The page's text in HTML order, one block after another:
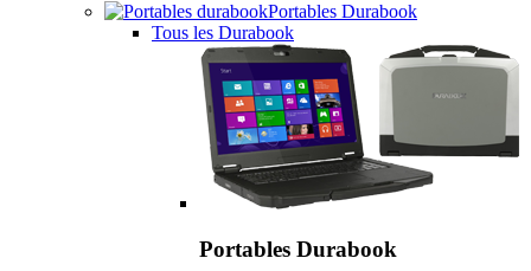
Portables Durabook
Tous les Durabook
Portables Durabook